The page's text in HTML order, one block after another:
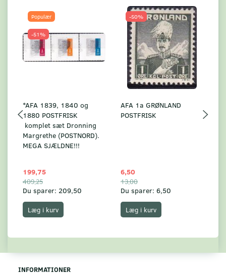
Populær
-51%
*AFA 1839, 1840 og
1880 POSTFRISK
komplet sæt Dronning
Margrethe (POSTNORD).
MEGA SJÆLDNE!!!
199,75
409,25
Du sparer: 209,50
Læg i kurv
-50%
AFA 1a GRØNLAND
POSTFRISK
6,50
13,00
Du sparer: 6,50
Læg i kurv
INFORMATIONER